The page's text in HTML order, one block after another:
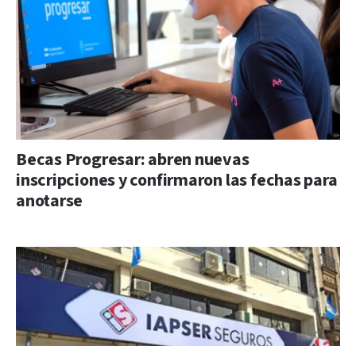
Becas Progresar: abren nuevas
inscripciones y confirmaron las fechas para
anotarse